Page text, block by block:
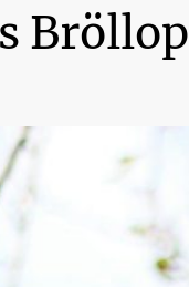
Bröllop